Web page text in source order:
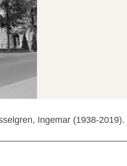
Ingemar (1938-2019).